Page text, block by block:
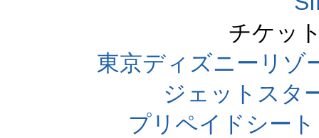
チケッ
東京ディズニーリゾ
ジェットスタ
プリペイドシー